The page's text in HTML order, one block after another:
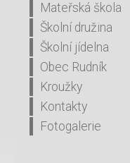
Mateřská škola
Školní družina
Školní jídelna
Obec Rudník
Kroužky
Kontakty
Fotogalerie